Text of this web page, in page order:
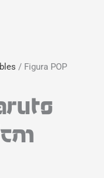
/ Figura POP